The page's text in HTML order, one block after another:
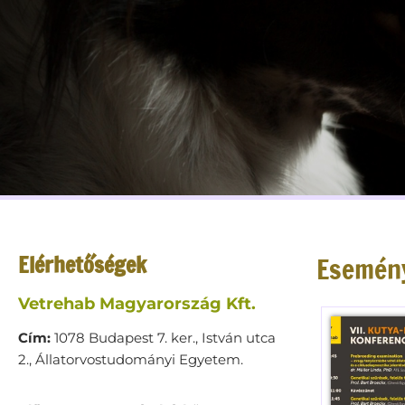
Elérhetőségek
Vetrehab Magyarország Kft.
Cím: 1078 Budapest 7. ker., István utca
2., Állatorvostudományi Egyetem.